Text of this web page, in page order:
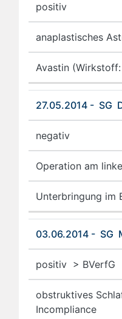
positiv
anaplastisches
Avastin
27.05.2014 - SG
negativ
Operation am
Unterbringung im
03.06.2014 - SG
positiv > BVerfG
obstruktives
Incompliance